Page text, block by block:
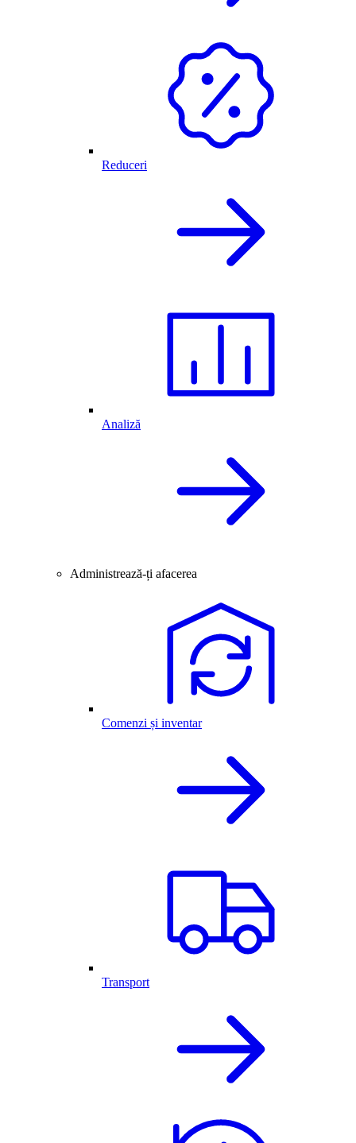
Reduceri
Analiză
Administrează-ți afacerea
Comenzi și inventar
Transport